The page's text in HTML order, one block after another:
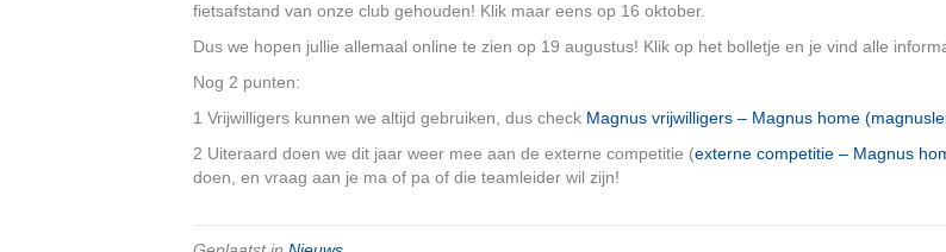
fietsafstand van onze club gehouden! Klik maar eens op 16 oktober.
Dus we hopen jullie allemaal online te zien op 19 augustus! Klik op het bolletje en je vind alle
Nog 2 punten:
1 Vrijwilligers kunnen we altijd gebruiken, dus check Magnus vrijwilligers – Magnus home
2 Uiteraard doen we dit jaar weer mee aan de externe competitie (externe competitie – Magnus
doen, en vraag aan je ma of pa of die teamleider wil zijn!